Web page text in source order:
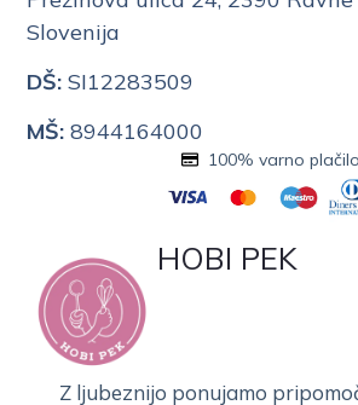
Slovenija
DŠ: SI12283509
MŠ: 8944164000
HOBI PEK
Z ljubeznijo ponujamo
100% varno plačilo